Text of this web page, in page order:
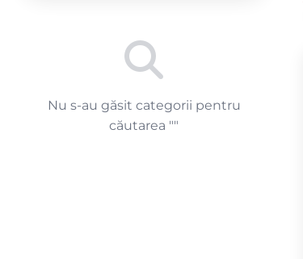
Nu s-au găsit categorii pentru
căutarea ""